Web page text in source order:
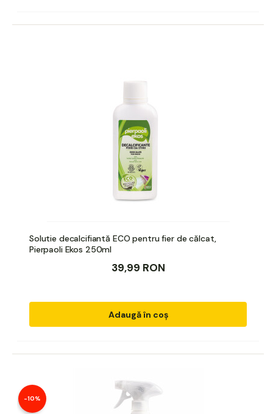
Solutie decalcifiantă ECO pentru fier de călcat,
Pierpaoli Ekos 250ml
39,99 RON
Adaugă în coș
-10%